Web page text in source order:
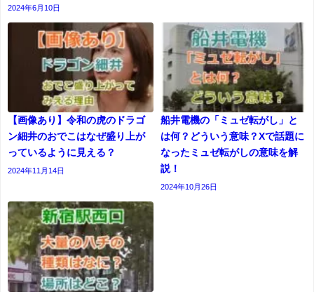
2024年6月10日
【画像あり】令和の虎のドラゴ
ン細井のおでこはなぜ盛り上が
っているように見える？
2024年11月14日
船井電機の「ミュゼ転がし」と
は何？どういう意味？Xで話題に
なったミュゼ転がしの意味を解
説！
2024年10月26日